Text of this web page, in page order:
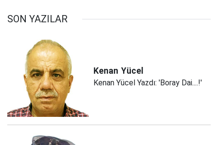
SON YAZILAR
Kenan Yücel
Kenan Yücel Yazdı: 'Boray Dai....!'